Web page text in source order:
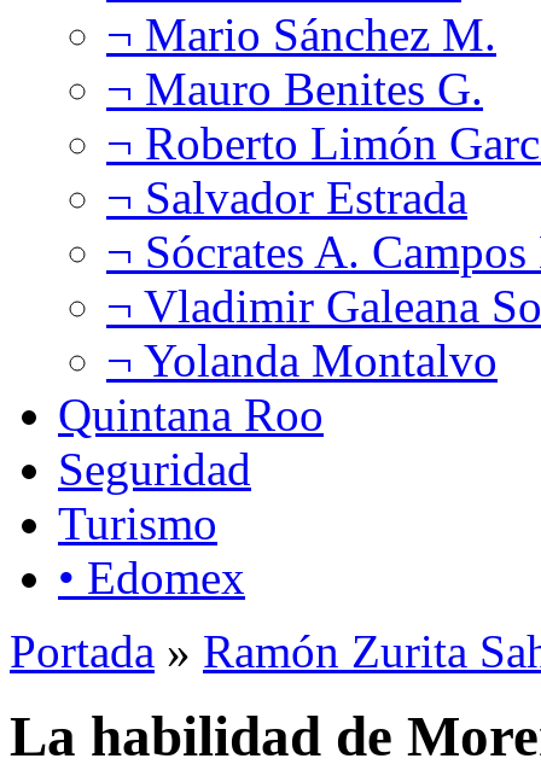
¬ Mario Sánchez M.
¬ Mauro Benites G.
¬ Roberto Limón
¬ Salvador Estrada
¬ Sócrates A.
¬ Vladimir Galeana
¬ Yolanda Montalvo
Quintana Roo
Seguridad
Turismo
• Edomex
Portada » Ramón Zurita
La habilidad de